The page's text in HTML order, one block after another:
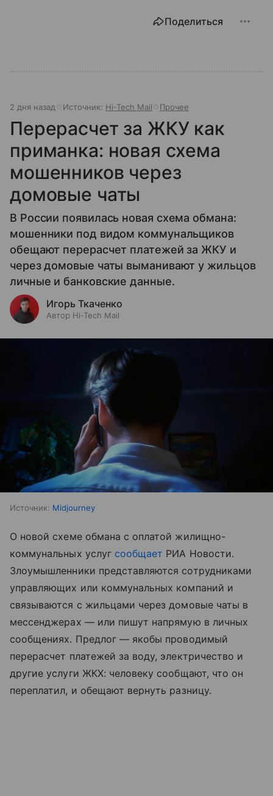
Поделиться
2 дня назад Источник: Hi-Tech Mail Прочее
Перерасчет за ЖКУ как
приманка: новая схема
мошенников через
домовые чаты
В России появилась новая схема обмана:
мошенники под видом коммунальщиков
обещают перерасчет платежей за ЖКУ и
через домовые чаты выманивают у жильцов
личные и банковские данные.
Игорь Ткаченко
Автор Hi-Tech Mail
Источник: Midjourney
О новой схеме обмана с оплатой жилищно-
коммунальных услуг сообщает РИА Новости.
Злоумышленники представляются сотрудниками
управляющих или коммунальных компаний и
связываются с жильцами через домовые чаты в
мессенджерах — или пишут напрямую в личных
сообщениях. Предлог — якобы проводимый
перерасчет платежей за воду, электричество и
другие услуги ЖКХ: человеку сообщают, что он
переплатил, и обещают вернуть разницу.